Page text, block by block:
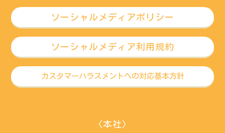
ソーシャルメディアポリシー
ソーシャルメディア利用規約
カスタマーハラスメントへの対応基本方針
〈本社〉